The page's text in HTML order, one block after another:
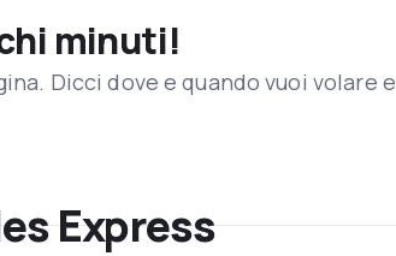
minuti!
Dicci dove e quando vuoi volare e
Express